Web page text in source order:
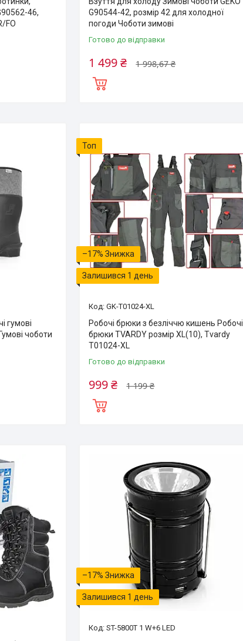
46,
FO
G90544-42, розмір 42 для холодної
погоди Чоботи зимові
Готово до відправки
1 998,67 ₴
1 499 ₴
гумові
чоботи
Топ
–17%
Залишився 1 день
GK-T01024-XL
Робочі брюки з безліччю кишень Робочі
брюки TVARDY розмір XL(10), Tvardy
T01024-XL
Готово до відправки
1 199 ₴
999 ₴
–17%
Залишився 1 день
ST-5800T 1 W+6 LED